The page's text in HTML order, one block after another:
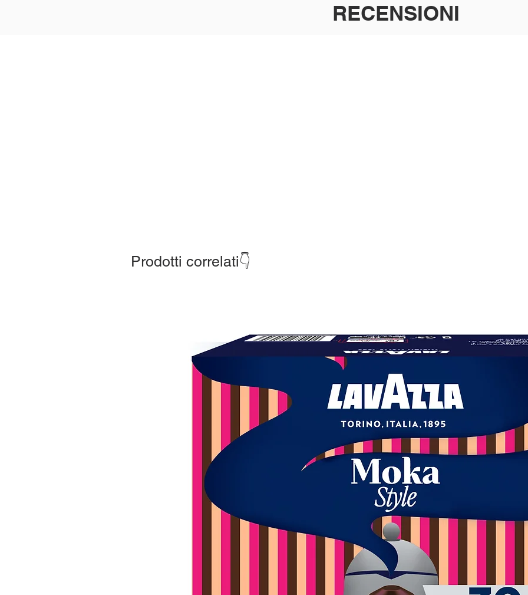
RECENSIONI
Prodotti correlati👇